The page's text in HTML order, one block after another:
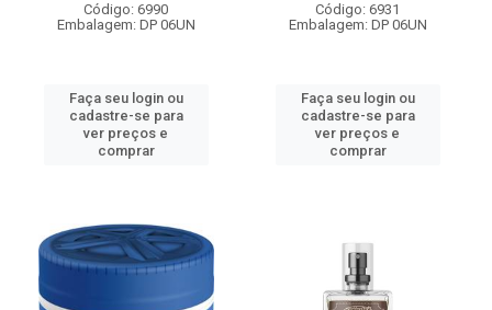
Código: 6990
Embalagem: DP 06UN
Faça seu login ou
cadastre-se para
ver preços e
comprar
Código: 6931
Embalagem: DP 06UN
Faça seu login ou
cadastre-se para
ver preços e
comprar